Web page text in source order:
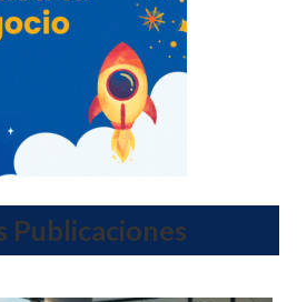
Publicaciones